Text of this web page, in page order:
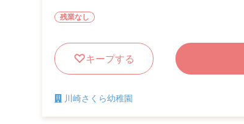
残業なし
キープする
川崎さくら幼稚園